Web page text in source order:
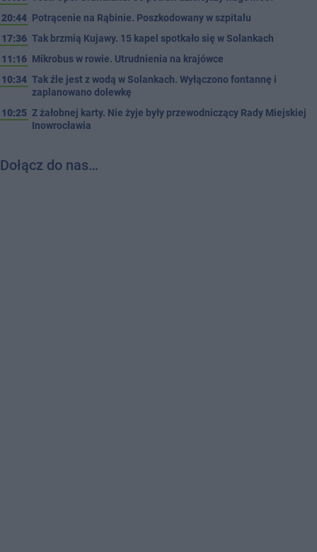
20:44 Potrącenie na Rąbinie. Poszkodowany w szpitalu
17:36 Tak brzmią Kujawy. 15 kapel spotkało się w Solankach
11:16 Mikrobus w rowie. Utrudnienia na krajówce
10:34 Tak źle jest z wodą w Solankach. Wyłączono fontannę i
zaplanowano dolewkę
10:25 Z żałobnej karty. Nie żyje były przewodniczący Rady Miejskiej
Inowrocławia
Dołącz do nas…